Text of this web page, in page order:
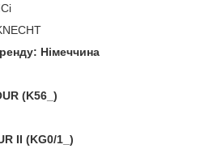
Німеччина
(K56_)
II (KG0/1_)